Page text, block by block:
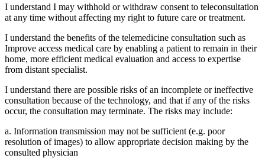
I understand I may withhold or withdraw consent to teleconsultation
at any time without affecting my right to future care or treatment.
I understand the benefits of the telemedicine consultation such as
Improve access medical care by enabling a patient to remain in their
home, more efficient medical evaluation and access to expertise
from distant specialist.
I understand there are possible risks of an incomplete or ineffective
consultation because of the technology, and that if any of the risks
occur, the consultation may terminate. The risks may include:
a. Information transmission may not be sufficient (e.g. poor
resolution of images) to allow appropriate decision making by the
consulted physician